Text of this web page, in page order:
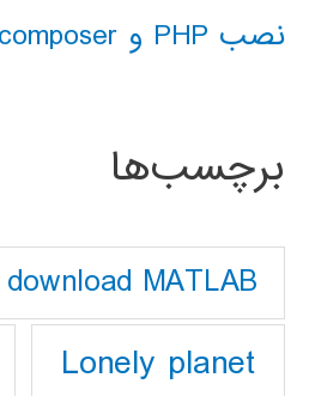
نصب PHP و composer در ویندوز 10
برچسب‌ها
download MATLAB
Lonely planet